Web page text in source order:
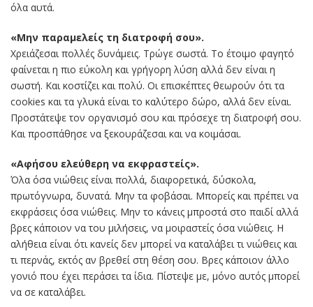
όλα αυτά.
«Μην παραμελείς τη διατροφή σου».
Χρειάζεσαι πολλές δυνάμεις. Τρώγε σωστά. Το έτοιμο φαγητό
φαίνεται η πιο εύκολη και γρήγορη λύση αλλά δεν είναι η
σωστή. Και κοστίζει και πολύ. Οι επισκέπτες θεωρούν ότι τα
cookies και τα γλυκά είναι το καλύτερο δώρο, αλλά δεν είναι.
Προστάτεψε τον οργανισμό σου και πρόσεχε τη διατροφή σου.
Και προσπάθησε να ξεκουράζεσαι και να κοιμάσαι.
«Αφήσου ελεύθερη να εκφραστείς».
Όλα όσα νιώθεις είναι πολλά, διαφορετικά, δύσκολα,
πρωτόγνωρα, δυνατά. Μην τα φοβάσαι. Μπορείς και πρέπει να
εκφράσεις όσα νιώθεις. Μην το κάνεις μπροστά στο παιδί αλλά
βρες κάποιον να του μιλήσεις, να μοιραστείς όσα νιώθεις. Η
αλήθεια είναι ότι κανείς δεν μπορεί να καταλάβει τι νιώθεις και
τι περνάς, εκτός αν βρεθεί στη θέση σου. Βρες κάποιον άλλο
γονιό που έχει περάσει τα ίδια. Πίστεψε με, μόνο αυτός μπορεί
να σε καταλάβει.